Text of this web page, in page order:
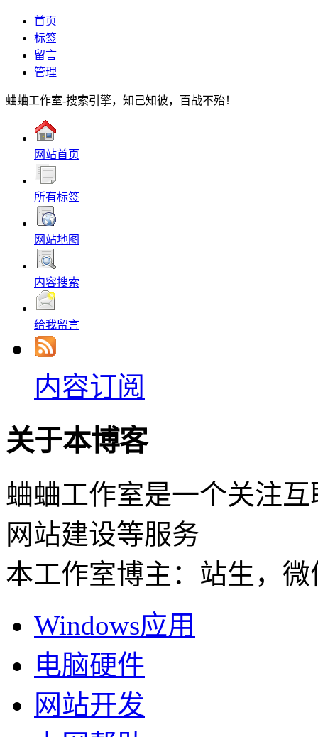
首页
标签
留言
管理
蛐蛐工作室-搜索引擎，知己知彼，百战不殆！
网站首页
所有标签
网站地图
内容搜索
给我留言
内容订阅
关于本博客
蛐蛐工作室是一个关注
网站建设等服务
本工作室博主：站生，微
Windows应用
电脑硬件
网站开发